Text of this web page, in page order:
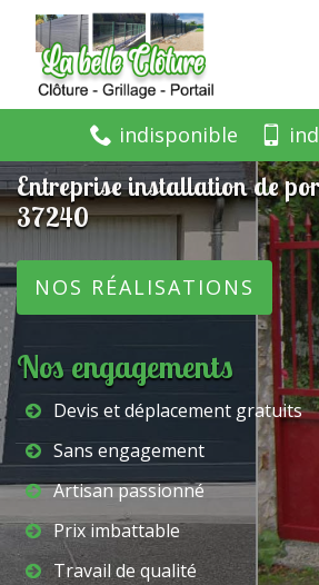
indisponible
Entreprise installation de
37240
NOS RÉALISATIONS
Nos engagements
Devis et déplacement gratuits
Sans engagement
Artisan passionné
Prix imbattable
Travail de qualité